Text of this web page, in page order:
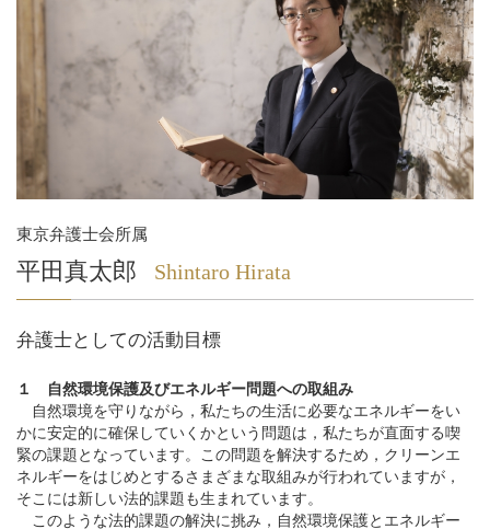
東京弁護士会所属
平田真太郎 Shintaro Hirata
弁護士としての活動目標
１ 自然環境保護及びエネルギー問題への取組み
自然環境を守りながら，私たちの生活に必要なエネルギーをい
かに安定的に確保していくかという問題は，私たちが直面する喫
緊の課題となっています。この問題を解決するため，クリーンエ
ネルギーをはじめとするさまざまな取組みが行われていますが，
そこには新しい法的課題も生まれています。
このような法的課題の解決に挑み，自然環境保護とエネルギー